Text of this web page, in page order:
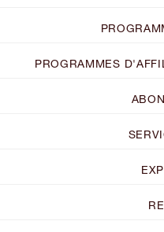
PROGRAMMES